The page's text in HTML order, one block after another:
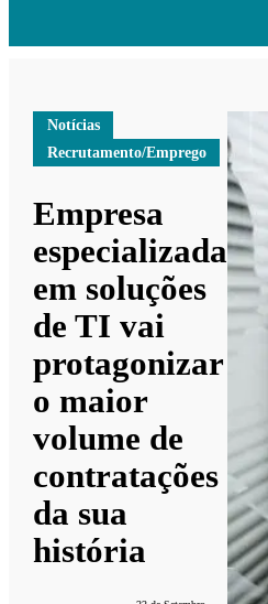
Notícias
Recrutamento/Emprego
Empresa
especializada
em soluções
de TI vai
protagonizar
o maior
volume de
contratações
da sua
história